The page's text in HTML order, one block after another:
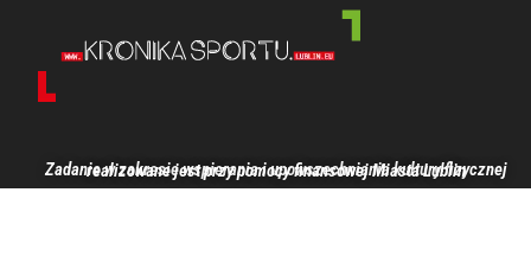
Zadanie w zakresie wspierania i upowszechniania kultury fizycznej realizowane jest przy pomocy finansowej Miasta Lublin